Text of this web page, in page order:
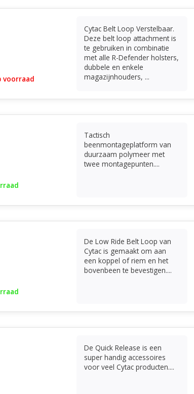
voorraad
Cytac Belt Loop Verstelbaar.
Deze belt loop attachment is
te gebruiken in combinatie
met alle R-Defender holsters,
dubbele en enkele
magazijnhouders, ...
Tactisch
beenmontageplatform van
duurzaam polymeer met
twee montagepunten....
De Low Ride Belt Loop van
Cytac is gemaakt om aan
een koppel of riem en het
bovenbeen te bevestigen....
De Quick Release is een
super handig accessoires
voor veel Cytac producten....